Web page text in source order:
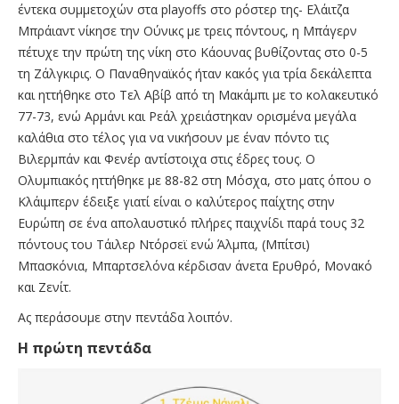
έντεκα συμμετοχών στα playoffs στο ρόστερ της- Ελάιτζα
Μπράιαντ νίκησε την Ούνικς με τρεις πόντους, η Μπάγερν
πέτυχε την πρώτη της νίκη στο Κάουνας βυθίζοντας στο 0-5
τη Ζάλγκιρις. Ο Παναθηναϊκός ήταν κακός για τρία δεκάλεπτα
και ηττήθηκε στο Τελ Αβίβ από τη Μακάμπι με το κολακευτικό
77-73, ενώ Αρμάνι και Ρεάλ χρειάστηκαν ορισμένα μεγάλα
καλάθια στο τέλος για να νικήσουν με έναν πόντο τις
Βιλερμπάν και Φενέρ αντίστοιχα στις έδρες τους. Ο
Ολυμπιακός ηττήθηκε με 88-82 στη Μόσχα, στο ματς όπου ο
Κλάιμπερν έδειξε γιατί είναι ο καλύτερος παίχτης στην
Ευρώπη σε ένα απολαυστικό πλήρες παιχνίδι παρά τους 32
πόντους του Τάιλερ Ντόρσεϊ ενώ Άλμπα, (Μπίτσι)
Μπασκόνια, Μπαρτσελόνα κέρδισαν άνετα Ερυθρό, Μονακό
και Ζενίτ.
Ας περάσουμε στην πεντάδα λοιπόν.
Η πρώτη πεντάδα